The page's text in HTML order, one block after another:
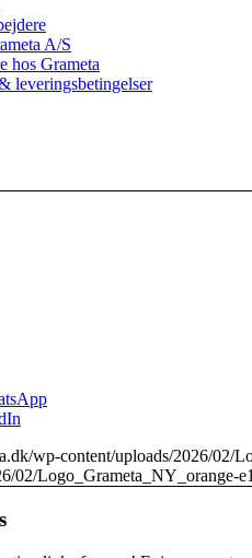
A/S
hos Grameta
leveringsbetingelser
wp-content/uploads/2026/02/
02/Logo_Grameta_NY_orange-